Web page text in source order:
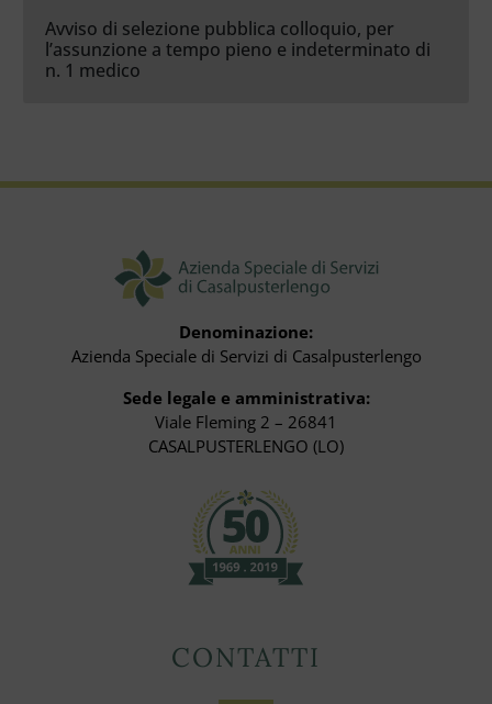
Avviso di selezione pubblica colloquio, per
l’assunzione a tempo pieno e indeterminato di
n. 1 medico
Denominazione:
Azienda Speciale di Servizi di Casalpusterlengo
Sede legale e amministrativa:
Viale Fleming 2 – 26841
CASALPUSTERLENGO (LO)
CONTATTI